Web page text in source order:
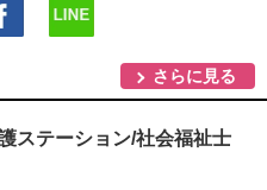
さらに見る
ステーション/社会福祉士